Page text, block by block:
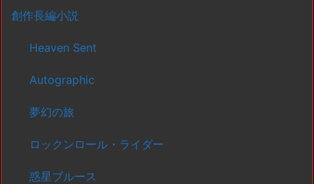
創作長編小説
Heaven Sent
Autographic
夢幻の旅
ロックンロール・ライダー
惑星ブルース